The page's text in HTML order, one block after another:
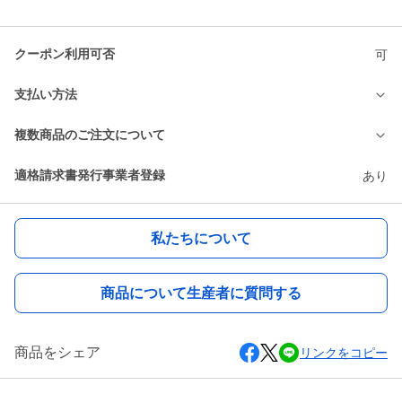
クーポン利用可否 可
支払い方法
複数商品のご注文について
適格請求書発行事業者登録 あり
私たちについて
商品について生産者に質問する
商品をシェア リンクをコピー